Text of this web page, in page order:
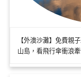
【外澳沙灘】免費親
山島，看飛行傘衝浪